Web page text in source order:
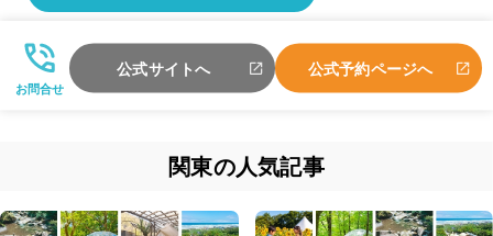
お問合せ
公式サイトへ 公式予約ページへ
関東の人気記事